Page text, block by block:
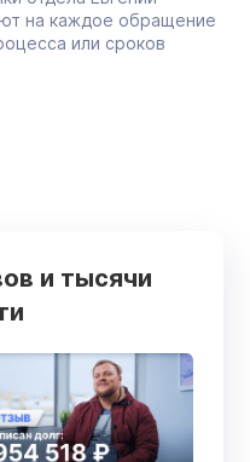
на каждое обращение
или сроков
и тысячи